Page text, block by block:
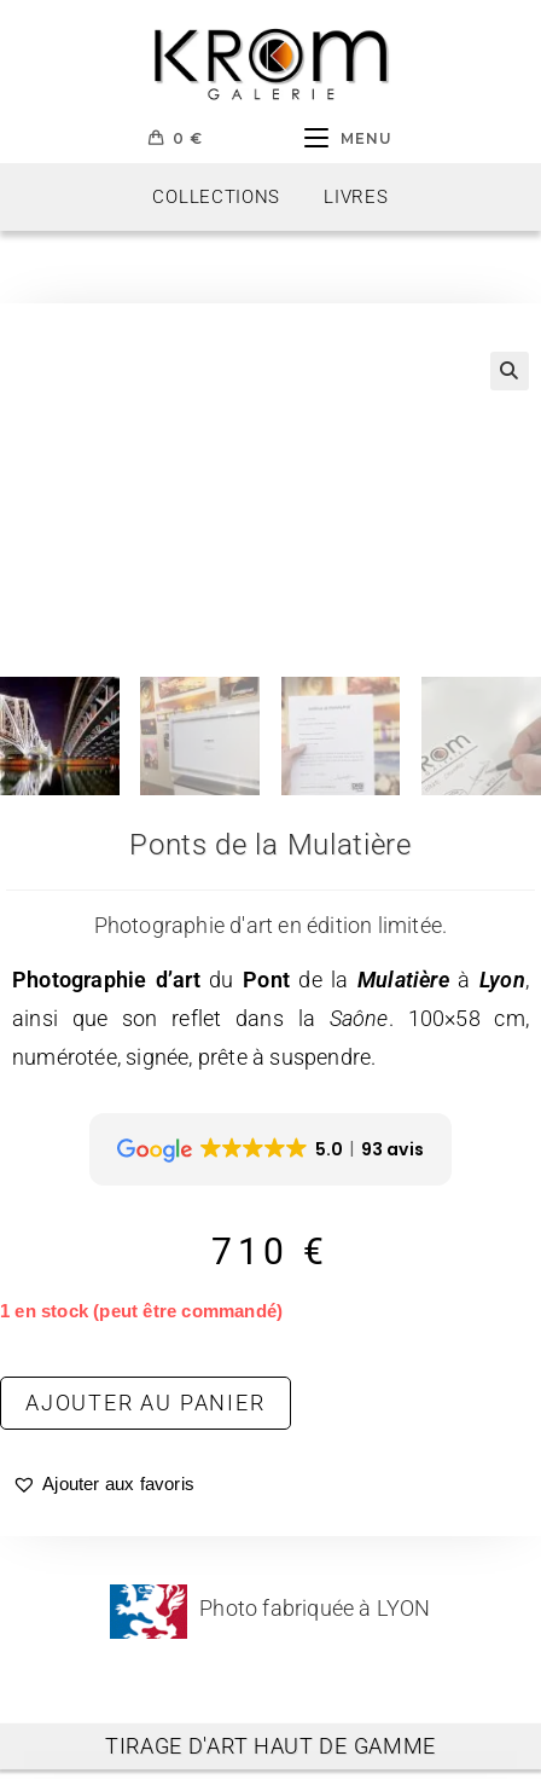
0 € MENU
COLLECTIONS LIVRES
Ponts de la Mulatière
Photographie d'art en édition limitée.
Photographie d’artdu Pontde laMulatière à Lyon,
ainsi que son reflet dans la Saône. 100×58 cm,
numérotée, signée, prête à suspendre.
5.0 93 avis
710 €
1 en stock (peut être commandé)
AJOUTER AU PANIER
Ajouter aux favoris
Photo fabriquée à LYON
TIRAGE D'ART HAUT DE GAMME